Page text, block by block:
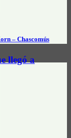
– Chascomús
llegó a